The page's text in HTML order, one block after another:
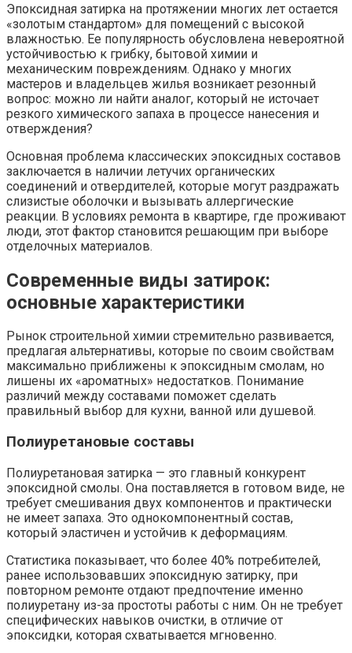
Эпоксидная затирка на протяжении многих лет остается
«золотым стандартом» для помещений с высокой
влажностью. Ее популярность обусловлена невероятной
устойчивостью к грибку, бытовой химии и
механическим повреждениям. Однако у многих
мастеров и владельцев жилья возникает резонный
вопрос: можно ли найти аналог, который не источает
резкого химического запаха в процессе нанесения и
отверждения?
Основная проблема классических эпоксидных составов
заключается в наличии летучих органических
соединений и отвердителей, которые могут раздражать
слизистые оболочки и вызывать аллергические
реакции. В условиях ремонта в квартире, где проживают
люди, этот фактор становится решающим при выборе
отделочных материалов.
Современные виды затирок:
основные характеристики
Рынок строительной химии стремительно развивается,
предлагая альтернативы, которые по своим свойствам
максимально приближены к эпоксидным смолам, но
лишены их «ароматных» недостатков. Понимание
различий между составами поможет сделать
правильный выбор для кухни, ванной или душевой.
Полиуретановые составы
Полиуретановая затирка — это главный конкурент
эпоксидной смолы. Она поставляется в готовом виде, не
требует смешивания двух компонентов и практически
не имеет запаха. Это однокомпонентный состав,
который эластичен и устойчив к деформациям.
Статистика показывает, что более 40% потребителей,
ранее использовавших эпоксидную затирку, при
повторном ремонте отдают предпочтение именно
полиуретану из-за простоты работы с ним. Он не требует
специфических навыков очистки, в отличие от
эпоксидки, которая схватывается мгновенно.